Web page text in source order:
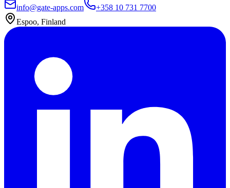
info@gate-apps.com
+358 10 731 7700
Espoo, Finland